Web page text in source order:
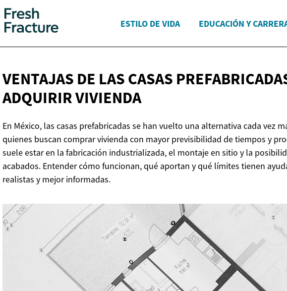
ESTILO DE VIDA EDUCACIÓN Y
VENTAJAS DE LAS CASAS
ADQUIRIR VIVIENDA
En México, las casas prefabricadas se han vuelto una alternativa cada vez
quienes buscan comprar vivienda con mayor previsibilidad de tiempos y
suele estar en la fabricación industrializada, el montaje en sitio y la
acabados. Entender cómo funcionan, qué aportan y qué límites tienen
realistas y mejor informadas.